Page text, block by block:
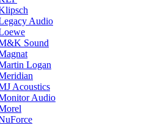
Audio
Sound
Logan
Acoustics
Audio